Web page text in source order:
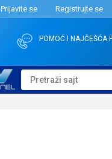
Prijavite se Registrujte se
POMOĆ I NAJČEŠĆA
Pretraži sajt